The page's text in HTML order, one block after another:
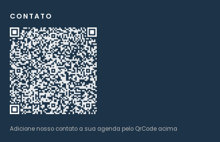
CONTATO
Adicione nosso contato a sua agenda pelo QrCode acima